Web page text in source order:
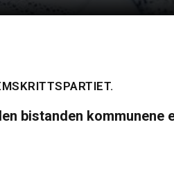
bistanden kommunene